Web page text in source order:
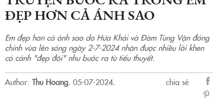
ĐẸP HƠN CẢ ÁNH SAO
Em đẹp hơn cả ánh sao do Hứa Khải và Đàm Tùng Vận đóng
chính vừa lên sóng ngày 2-7-2024 nhận được nhiều lời khen
có cánh "đẹp đôi" như bước ra từ tiểu thuyết.
Author: Thu Hoang. 05-07-2024.
chia sẻ
sẻ